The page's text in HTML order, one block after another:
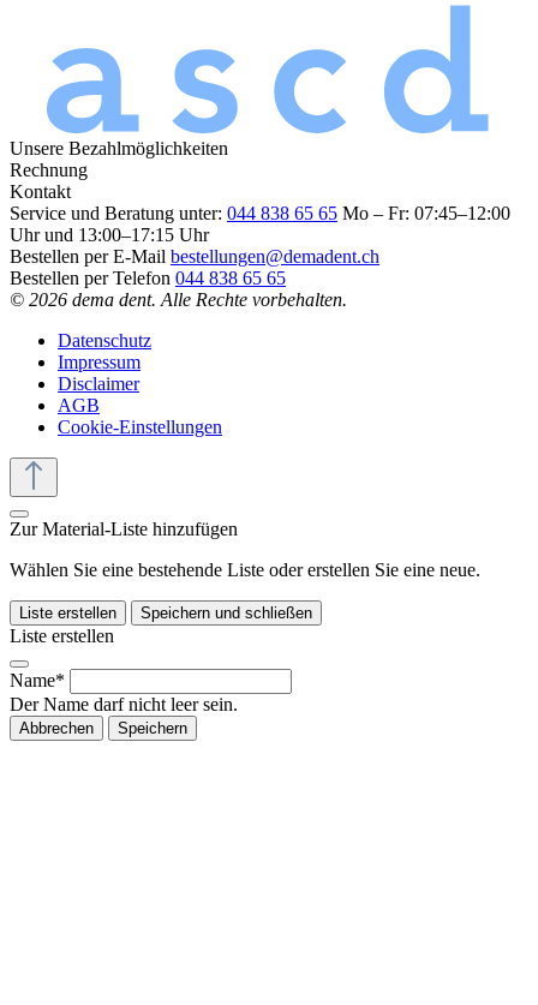
Unsere Bezahlmöglichkeiten
Rechnung
Kontakt
Service und Beratung unter: 044 838 65 65 Mo – Fr: 07:45–12:00
Uhr und 13:00–17:15 Uhr
Bestellen per E-Mail bestellungen@demadent.ch
Bestellen per Telefon 044 838 65 65
© 2026 dema dent. Alle Rechte vorbehalten.
Datenschutz
Impressum
Disclaimer
AGB
Cookie-Einstellungen
Zur Material-Liste hinzufügen
Wählen Sie eine bestehende Liste oder erstellen Sie eine neue.
Liste erstellen Speichern und schließen
Liste erstellen
Name*
Der Name darf nicht leer sein.
Abbrechen Speichern